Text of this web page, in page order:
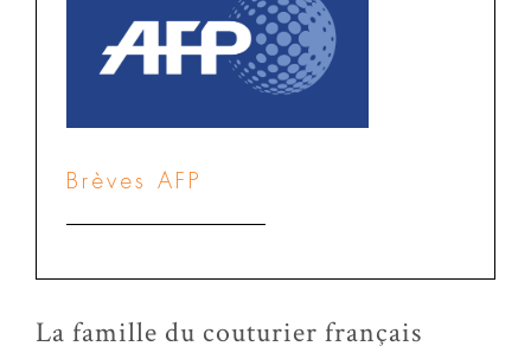
Brèves AFP
La famille du couturier français